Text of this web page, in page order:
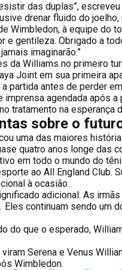
das duplas”,
drenar fluido do
Wimbledon, à equipe do
e gentileza. Obrigado a
imaginarão.”
da Williams no primeiro
Joint em sua primeira
partida antes de perder
agendada após
tratamento na esperança
sobre o
uma das maiores
quatro anos longe das
em todo o mundo do
ao All England Club.
à ocasião.
adicional. As
continuam sendo um
do que o esperado,
Serena e Venus
Wimbledon.